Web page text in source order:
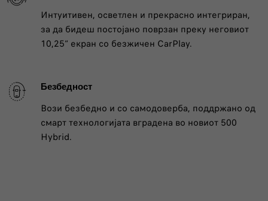
Интуитивен, осветлен и прекрасно интегриран,
за да бидеш постојано поврзан преку неговиот
10,25“ екран со безжичен CarPlay.
Безбедност
Вози безбедно и со самодоверба, поддржано од
смарт технологијата вградена во новиот 500
Hybrid.